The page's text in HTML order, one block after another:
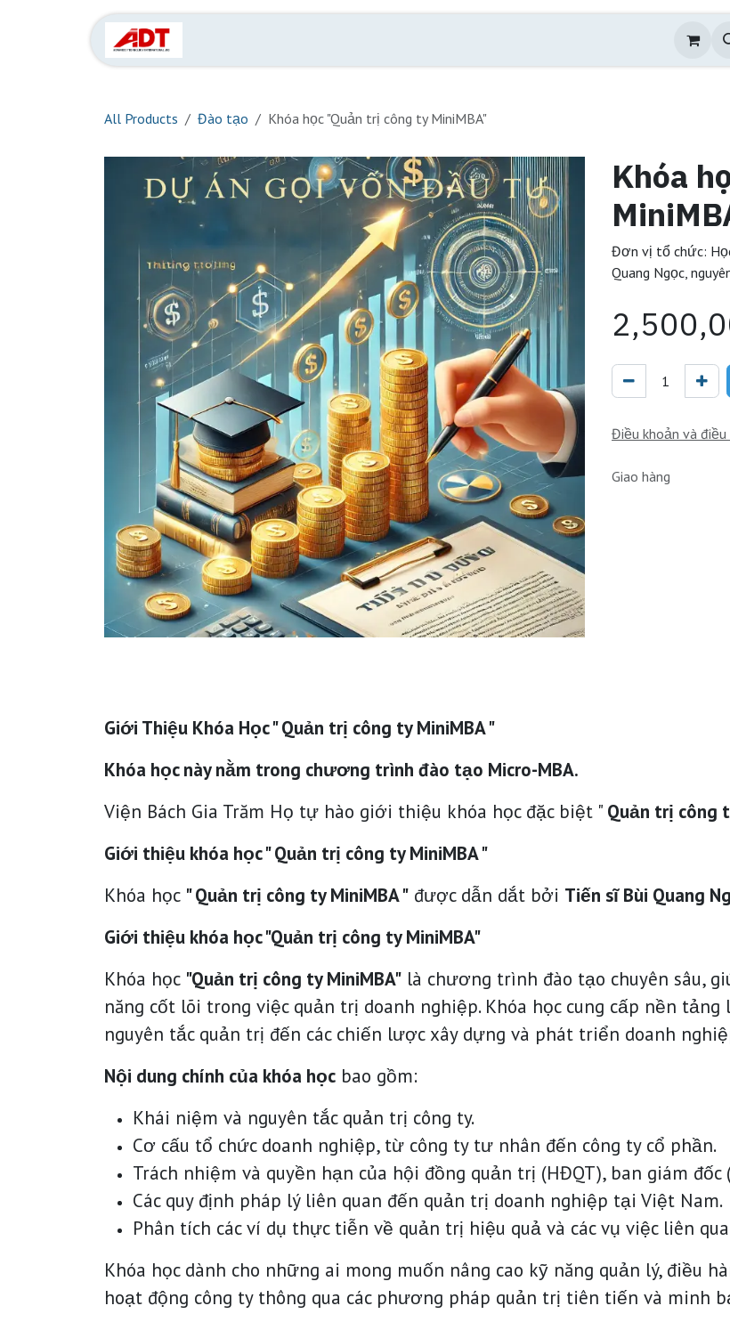
Giới
All Products Đào tạo Khóa học "Quản trị công ty MiniMBA"
Khóa
Đơn vị tổ chức:
Quang Ngọc,
Điều khoản và điều
Giao hàng
Giới Thiệu Khóa Học " Quản trị công ty MiniMBA "
Khóa học này nằm trong chương trình đào tạo Micro-MBA.
Viện Bách Gia Trăm Họ tự hào giới thiệu khóa học đặc biệt " Quản trị công
Giới thiệu khóa học " Quản trị công ty MiniMBA "
Khóa học " Quản trị công ty MiniMBA " được dẫn dắt bởi Tiến sĩ Bùi Quang
Giới thiệu khóa học "Quản trị công ty MiniMBA"
Khóa học "Quản trị công ty MiniMBA" là chương trình đào tạo chuyên sâu,
năng cốt lõi trong việc quản trị doanh nghiệp. Khóa học cung cấp nền
nguyên tắc quản trị đến các chiến lược xây dựng và phát triển doanh
Nội dung chính của khóa học bao gồm:
Khái niệm và nguyên tắc quản trị công ty.
Cơ cấu tổ chức doanh nghiệp, từ công ty tư nhân đến công ty cổ phần.
Trách nhiệm và quyền hạn của hội đồng quản trị (HĐQT), ban giám đốc
Các quy định pháp lý liên quan đến quản trị doanh nghiệp tại Việt Nam.
Phân tích các ví dụ thực tiễn về quản trị hiệu quả và các vụ việc liên
Khóa học dành cho những ai mong muốn nâng cao kỹ năng quản lý, điều
hoạt động công ty thông qua các phương pháp quản trị tiên tiến và minh